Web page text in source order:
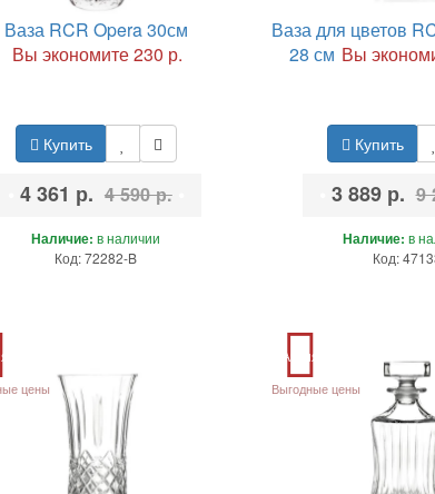
Ваза RCR Opera 30см
Вы экономите 230 р.
Купить
4 361 р. 4 590 р.
Наличие: в наличии
Код: 72282-B
Ваза для цветов
28 см Вы
Купить
3 889 р. 9
Наличие: в
Код:
цены
Акция
Выгодные цены